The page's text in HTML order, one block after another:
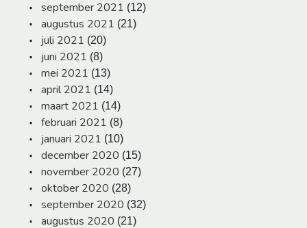
september 2021 (12)
augustus 2021 (21)
juli 2021 (20)
juni 2021 (8)
mei 2021 (13)
april 2021 (14)
maart 2021 (14)
februari 2021 (8)
januari 2021 (10)
december 2020 (15)
november 2020 (27)
oktober 2020 (28)
september 2020 (32)
augustus 2020 (21)